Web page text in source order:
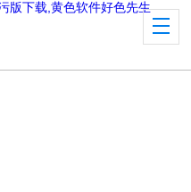
版下载,黄色软件好色先生